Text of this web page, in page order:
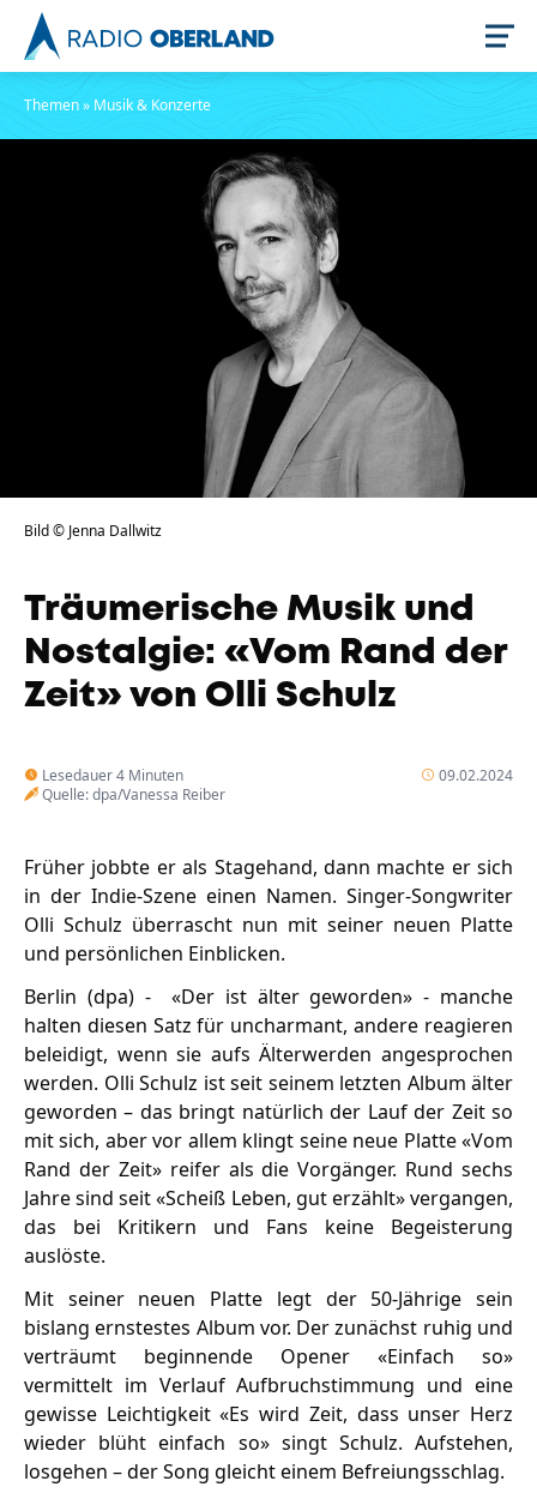
Stellenangebote
Wandern
Fotobox
Team
Programm
Nachgehört
Newsletter
Zeit fürs Oberland
Handwerker
Themen» Musik & Konzerte
Bild © Jenna Dallwitz
Träumerische Musik und
Nostalgie: «Vom Rand der
Zeit» von Olli Schulz
Lesedauer 4 Minuten
Quelle: dpa/Vanessa Reiber
09.02.2024
Früher jobbte er als Stagehand, dann machte er sich
in der Indie-Szene einen Namen. Singer-Songwriter
Olli Schulz überrascht nun mit seiner neuen Platte
und persönlichen Einblicken.
Berlin (dpa) - «Der ist älter geworden» - manche
halten diesen Satz für uncharmant, andere reagieren
beleidigt, wenn sie aufs Älterwerden angesprochen
werden. Olli Schulz ist seit seinem letzten Album älter
geworden – das bringt natürlich der Lauf der Zeit so
mit sich, aber vor allem klingt seine neue Platte «Vom
Rand der Zeit» reifer als die Vorgänger. Rund sechs
Jahre sind seit «Scheiß Leben, gut erzählt» vergangen,
das bei Kritikern und Fans keine Begeisterung
auslöste.
Mit seiner neuen Platte legt der 50-Jährige sein
bislang ernstestes Album vor. Der zunächst ruhig und
verträumt beginnende Opener «Einfach so»
vermittelt im Verlauf Aufbruchstimmung und eine
gewisse Leichtigkeit «Es wird Zeit, dass unser Herz
wieder blüht einfach so» singt Schulz. Aufstehen,
losgehen – der Song gleicht einem Befreiungsschlag.